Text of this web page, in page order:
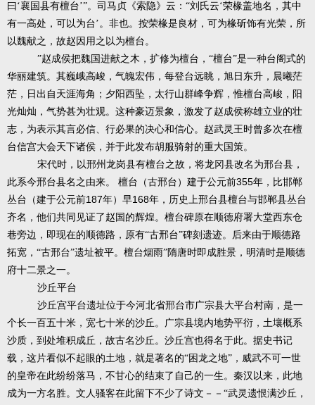
曰‘襄国县有檀台’”。司马贞《索隐》云：“刘氏云‘荣椽盖地名，其中
有一高处，可以为台’。非也。按荣椽是良材，可为椽斫饰有光荣，所
以魏献之，故赵因用之以为檀台。
”赵成侯把魏国进献之木，扩修为檀台，“檀台”是一种台阁式的
华丽建筑。其巍峨高峻，气魄宏伟，每登台远眺，旭日东升，晨曦茫
茫，日出自天涯海角；夕阳西坠，太行山群峰争辉，惟檀台高峻，阳
光灿灿，气势甚为壮观。这种豪迈景象，激发了赵成侯称雄立业的壮
志，为表示其言必信、行必果的决心和信心。赵武灵王时曾多次在檀
台信宫大会天下诸侯，并于此发布胡服骑射的重大国策。
宋代时，以邢州龙岗县有檀台之故，将龙冈县改名为邢台县，
此系今邢台县名之由来。
檀台（古邢台）建于公元前355年，比邯郸
丛台（建于公元前187年）早168年，历史上邢台县檀台与邯郸县丛台
齐名，他们共同见证了赵国的辉煌。檀台碑原在顺德府署大堂西东仓
巷旁边，即现在的顺德路，原有“古邢台”碑刻遗迹。后来由于顺德路
拓宽，“古邢台”遗址被平。檀台烟雨”隋唐时即成胜景，明清时是顺德
府十二景之一。
沙丘平台
沙丘宫平台遗址位于今河北省邢台市广宗县大平台村南，是一
个长一百五十米，宽七十米的沙丘。广宗县境内地势平衍，土壤概系
沙质，到处堆积成丘，故古名沙丘。沙丘宫也得名于此。据史书记
载，这片看似不起眼的土地，就是著名的“困龙之地”，威武不可一世
的皇帝在此纷纷落马，不甘心的结束了自己的一生。秦汉以来，此地
成为一方名胜。文人骚客在此留下不少了诗文－－“武灵遗恨满沙丘，